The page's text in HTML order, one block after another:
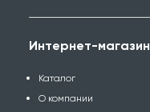
Интернет-магазин
Каталог
О компании